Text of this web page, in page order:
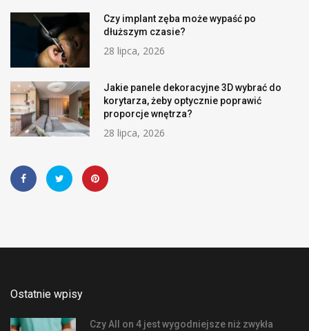
Czy implant zęba może wypaść po
dłuższym czasie?
28 lipca, 2026
Jakie panele dekoracyjne 3D wybrać do
korytarza, żeby optycznie poprawić
proporcje wnętrza?
28 lipca, 2026
Ostatnie wpisy
Czy All on 4 jest wygodniejsze niż zwykła